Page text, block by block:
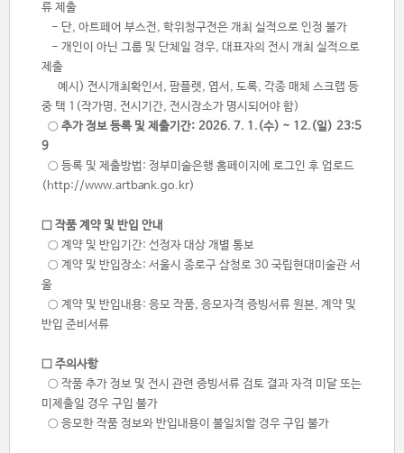
류 제출
- 단, 아트페어 부스전, 학위청구전은 개최 실적으로 인정 불가
- 개인이 아닌 그룹 및 단체일 경우, 대표자의 전시 개최 실적으로
제출
예시) 전시개최확인서, 팜플렛, 엽서, 도록, 각종 매체 스크랩 등
중 택 1 (작가명, 전시기간, 전시장소가 명시되어야 함)
○ 추가 정보 등록 및 제출기간: 2026. 7. 1.(수) ~ 12.(일) 23:5
9
○ 등록 및 제출방법: 정부미술은행 홈페이지에 로그인 후 업로드
(http://www.artbank.go.kr)
□ 작품 계약 및 반입 안내
○ 계약 및 반입기간: 선정자 대상 개별 통보
○ 계약 및 반입장소: 서울시 종로구 삼청로 30 국립현대미술관 서
울
○ 계약 및 반입내용: 응모 작품, 응모자격 증빙서류 원본, 계약 및
반입 준비서류
□ 주의사항
○ 작품 추가 정보 및 전시 관련 증빙서류 검토 결과 자격 미달 또는
미제출일 경우 구입 불가
○ 응모한 작품 정보와 반입내용이 불일치할 경우 구입 불가